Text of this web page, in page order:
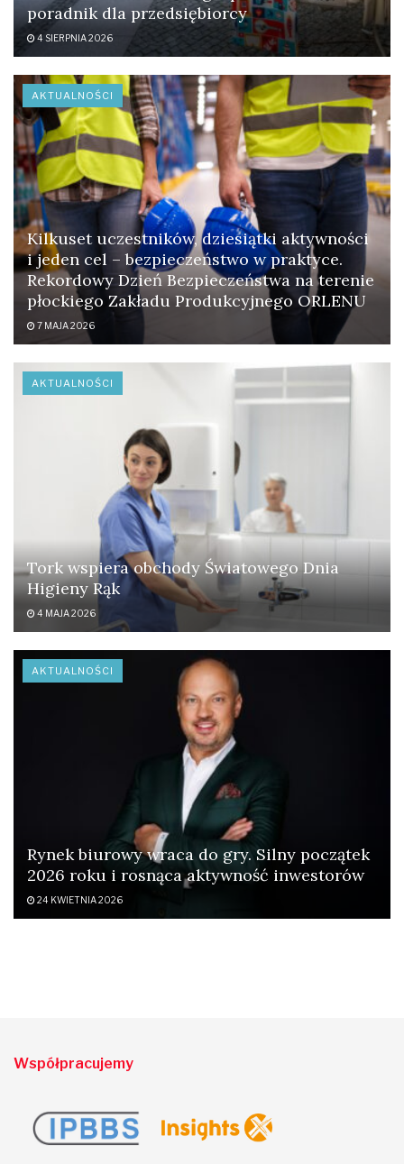
opartego na emocjach kontaktu
– podsumowuje Paulina Rzymska.
Pełny raport do pobrania znajduje siętutaj
Tagi: automatyzacja badanie
barbara koźbiał
firma konsultingowa
Komunikacja
konsument
paulina rzymska
Raport
sektor finansowy
świadomość
wiesław kotecki Zakupy
poradnik dla przedsiębiorcy
4 SIERPNIA 2026
AKTUALNOŚCI
Kilkuset uczestników, dziesiątki aktywności
i jeden cel – bezpieczeństwo w praktyce.
Rekordowy Dzień Bezpieczeństwa na terenie
płockiego Zakładu Produkcyjnego ORLENU
7 MAJA 2026
AKTUALNOŚCI
Tork wspiera obchody Światowego Dnia
Higieny Rąk
4 MAJA 2026
AKTUALNOŚCI
Rynek biurowy wraca do gry. Silny początek
2026 roku i rosnąca aktywność inwestorów
24 KWIETNIA 2026
Współpracujemy